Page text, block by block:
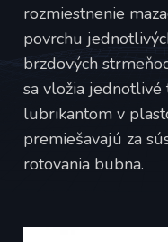
rozmiestnenie
povrchu
brzdových
sa vložia jednotlivé
lubrikantom v
premiešavajú za
rotovania bubna.